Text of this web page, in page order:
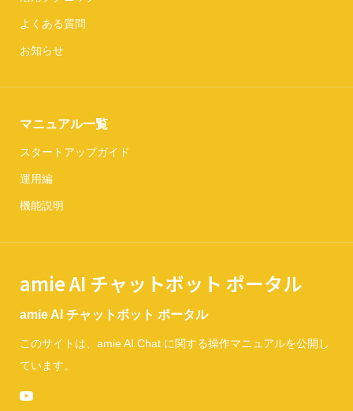
よくある質問
お知らせ
マニュアル一覧
スタートアップガイド
運用編
機能説明
amie AI チャットボット ポータル
amie AI チャットボット ポータル
このサイトは、amie AI Chat に関する操作マニュアルを公開し
ています。